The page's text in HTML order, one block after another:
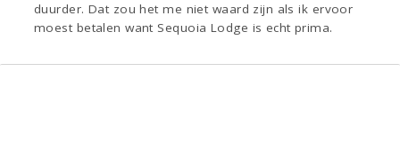
duurder. Dat zou het me niet waard zijn als ik ervoor
moest betalen want Sequoia Lodge is echt prima.